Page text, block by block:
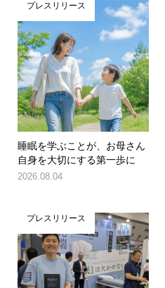
プレスリリース
睡眠を学ぶことが、お母さん
自身を大切にする第一歩に
2026.08.04
プレスリリース